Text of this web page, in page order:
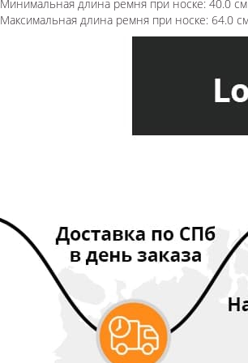
Минимальная длина ремня при носке: 40.0 см
Максимальная длина ремня при носке: 64.0